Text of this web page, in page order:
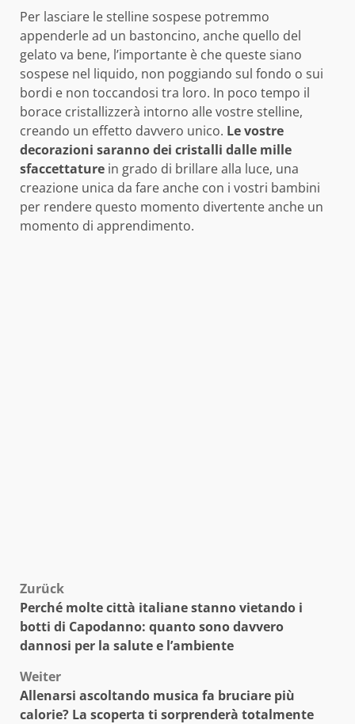
Per lasciare le stelline sospese potremmo
appenderle ad un bastoncino, anche quello del
gelato va bene, l’importante è che queste siano
sospese nel liquido, non poggiando sul fondo o sui
bordi e non toccandosi tra loro. In poco tempo il
borace cristallizzerà intorno alle vostre stelline,
creando un effetto davvero unico. Le vostre
decorazioni saranno dei cristalli dalle mille
sfaccettature in grado di brillare alla luce, una
creazione unica da fare anche con i vostri bambini
per rendere questo momento divertente anche un
momento di apprendimento.
Beitragsnavigation
Zurück
Perché molte città italiane stanno vietando i
botti di Capodanno: quanto sono davvero
dannosi per la salute e l’ambiente
Weiter
Allenarsi ascoltando musica fa bruciare più
calorie? La scoperta ti sorprenderà totalmente